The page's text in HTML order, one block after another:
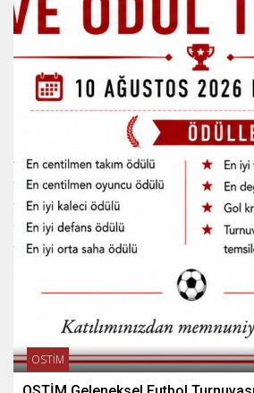
OSTİM